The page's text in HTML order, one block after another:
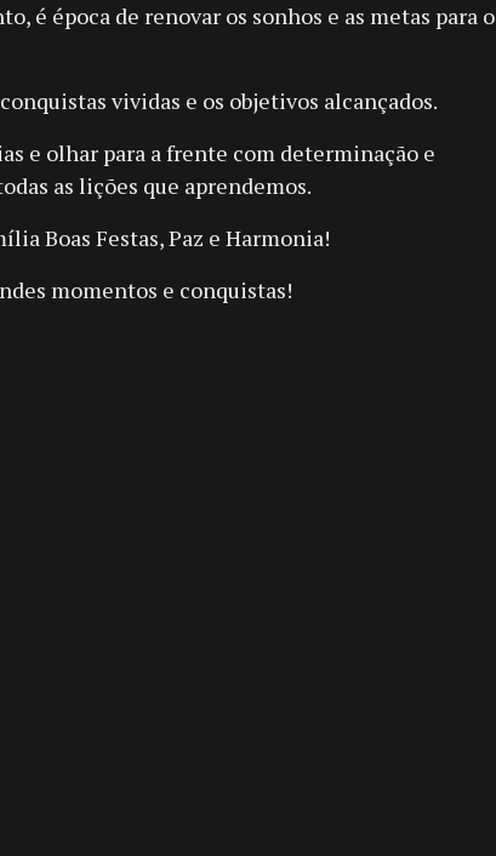
é época de renovar os sonhos e as metas para o
vividas e os objetivos alcançados.
e olhar para a frente com determinação e
as lições que aprendemos.
Boas Festas, Paz e Harmonia!
momentos e conquistas!